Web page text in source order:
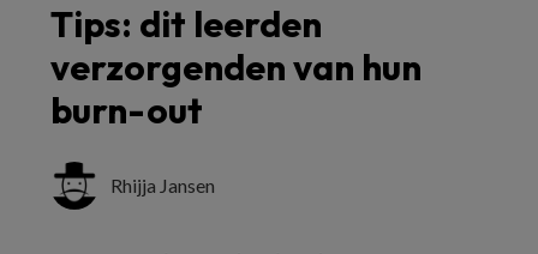
Tips: dit leerden
verzorgenden van hun
burn-out
Rhijja Jansen